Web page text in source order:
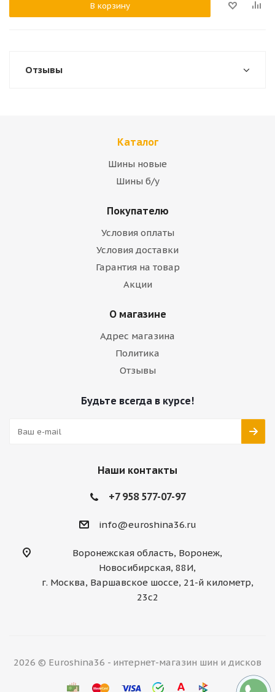
В корзину
Отзывы
Каталог
Шины новые
Шины б/у
Покупателю
Условия оплаты
Условия доставки
Гарантия на товар
Акции
О магазине
Адрес магазина
Политика
Отзывы
Будьте всегда в курсе!
Наши контакты
+7 958 577-07-97
info@euroshina36.ru
Воронежская область, Воронеж,
Новосибирская, 88И,
г. Москва, Варшавское шоссе, 21-й километр,
23с2
2026 © Euroshina36 - интернет-магазин шин и дисков